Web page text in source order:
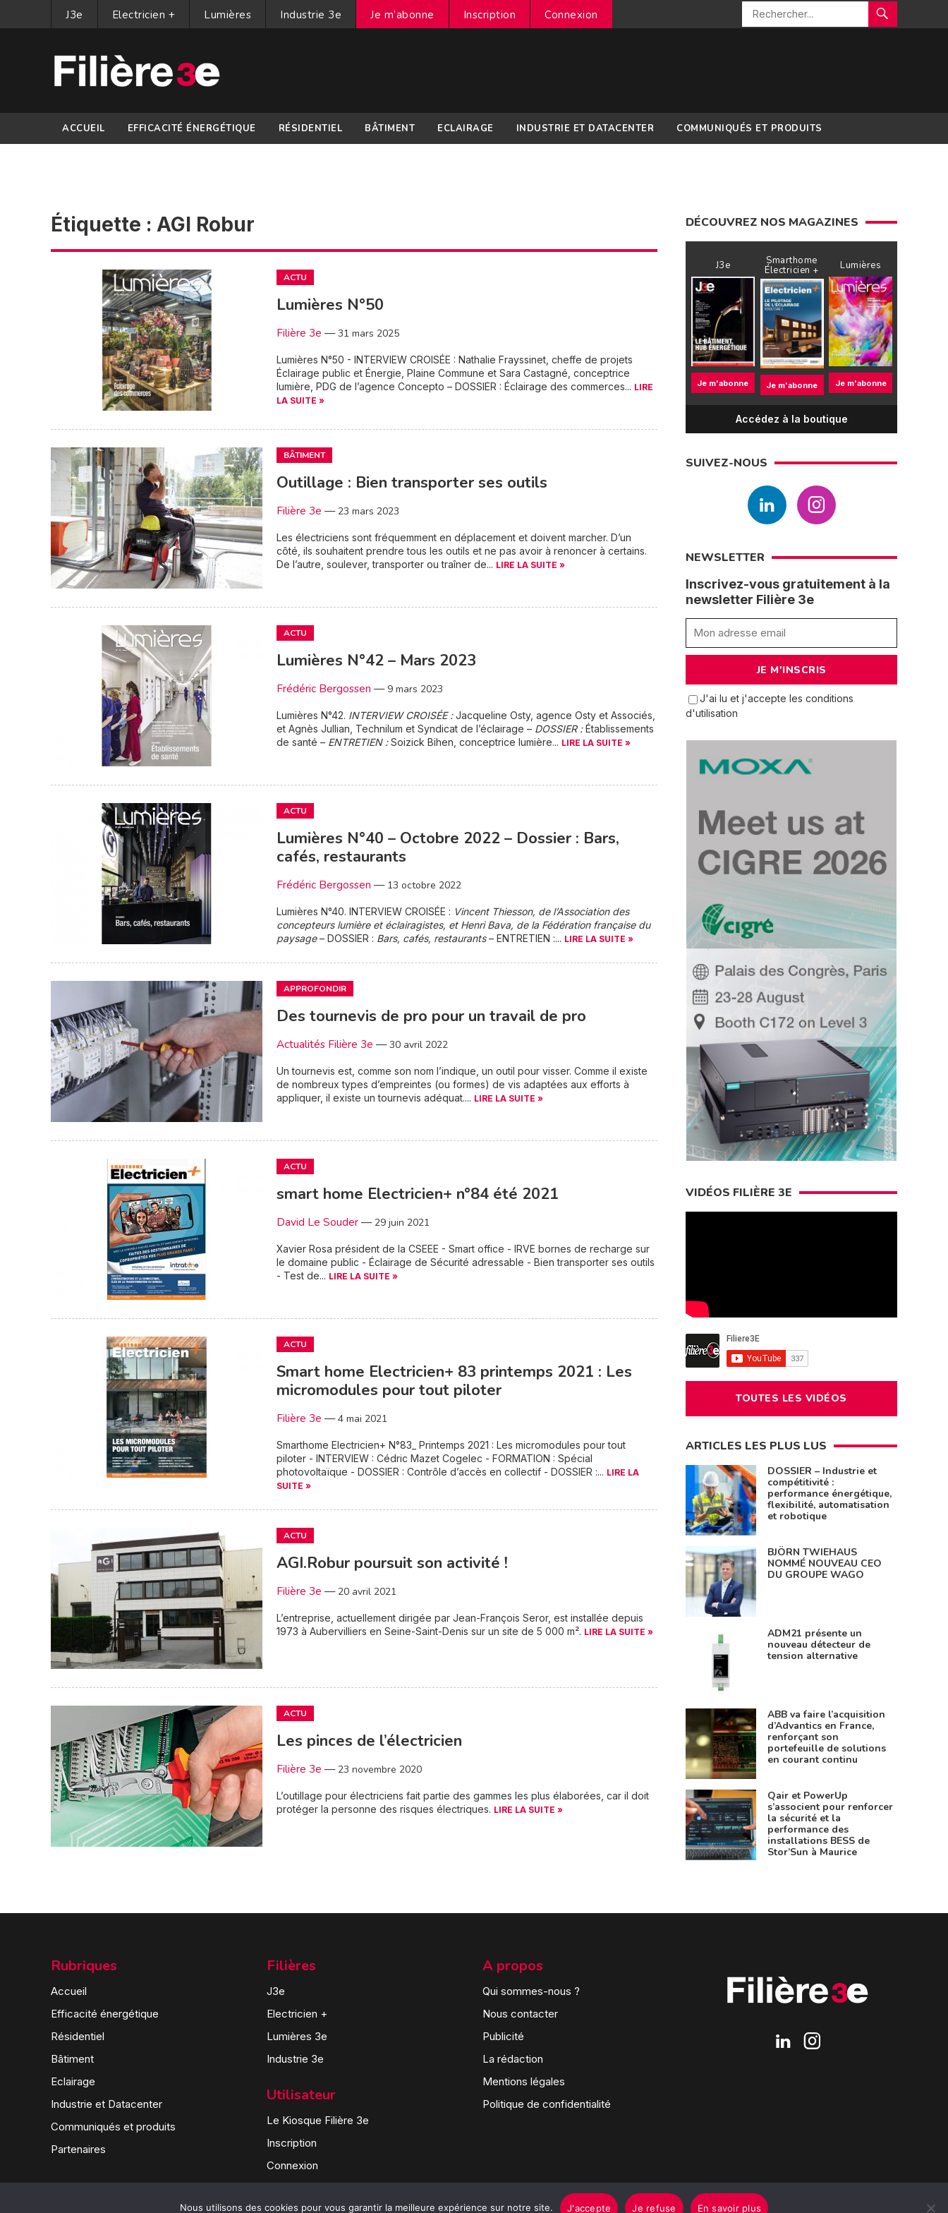
J3e Electricien + Lumières Industrie 3e Je m’abonne Inscription Connexion
ACCUEIL EFFICACITÉ ÉNERGÉTIQUE RÉSIDENTIEL BÂTIMENT ECLAIRAGE INDUSTRIE ET DATACENTER COMMUNIQUÉS ET PRODUITS
Étiquette : AGI Robur
ACTU
Lumières N°50
Filière 3e —31 mars 2025
Lumières N°50 - INTERVIEW CROISÉE : Nathalie Frayssinet, cheffe de projets
Éclairage public et Énergie, Plaine Commune et Sara Castagné, conceptrice
lumière, PDG de l’agence Concepto – DOSSIER : Éclairage des commerces... LIRE
LA SUITE »
BÂTIMENT
Outillage : Bien transporter ses outils
Filière 3e — 23 mars 2023
Les électriciens sont fréquemment en déplacement et doivent marcher. D’un
côté, ils souhaitent prendre tous les outils et ne pas avoir à renoncer à certains.
De l’autre, soulever, transporter ou traîner de... LIRE LA SUITE »
ACTU
Lumières N°42 – Mars 2023
Frédéric Bergossen — 9 mars 2023
Lumières N°42. INTERVIEW CROISÉE :Jacqueline Osty, agence Osty et Associés,
et Agnès Jullian, Technilum et Syndicat de l’éclairage – DOSSIER :Établissements
de santé – ENTRETIEN :Soizick Bihen, conceptrice lumière... LIRE LA SUITE »
ACTU
Lumières N°40 – Octobre 2022 – Dossier : Bars,
cafés, restaurants
Frédéric Bergossen — 13 octobre 2022
Lumières N°40. INTERVIEW CROISÉE : Vincent Thiesson, de l’Association des
concepteurs lumière et éclairagistes, et Henri Bava, de la Fédération française du
paysage– DOSSIER : Bars, cafés, restaurants– ENTRETIEN :... LIRE LA SUITE »
APPROFONDIR
Des tournevis de pro pour un travail de pro
Actualités Filière 3e —30 avril 2022
Un tournevis est, comme son nom l’indique, un outil pour visser. Comme il existe
de nombreux types d’empreintes (ou formes) de vis adaptées aux efforts à
appliquer, il existe un tournevis adéquat.... LIRE LA SUITE »
ACTU
smart home Electricien+ n°84 été 2021
David Le Souder— 29 juin 2021
Xavier Rosa président de la CSEEE - Smart office - IRVE bornes de recharge sur
le domaine public - Éclairage de Sécurité adressable - Bien transporter ses outils
- Test de... LIRE LA SUITE »
ACTU
Smart home Electricien+ 83 printemps 2021 : Les
micromodules pour tout piloter
Filière 3e —4 mai 2021
Smarthome Electricien+ N°83_ Printemps 2021 : Les micromodules pour tout
piloter - INTERVIEW : Cédric Mazet Cogelec - FORMATION : Spécial
photovoltaïque - DOSSIER : Contrôle d’accès en collectif - DOSSIER :... LIRE LA
SUITE »
ACTU
AGI.Robur poursuit son activité !
Filière 3e — 20 avril 2021
L’entreprise, actuellement dirigée par Jean-François Seror, est installée depuis
1973 à Aubervilliers en Seine-Saint-Denis sur un site de 5 000 m². LIRE LA SUITE »
ACTU
Les pinces de l’électricien
Filière 3e — 23 novembre 2020
L’outillage pour électriciens fait partie des gammes les plus élaborées, car il doit
protéger la personne des risques électriques. LIRE LA SUITE »
DÉCOUVREZ NOS MAGAZINES
J3e
Je m'abonne
Smarthome
Électricien +
Je m'abonne
Lumières
Je m'abonne
Accédez à la boutique
SUIVEZ-NOUS
NEWSLETTER
Inscrivez-vous gratuitement à la
newsletter Filière 3e
J'ai lu et j'accepte les conditions
d'utilisation
VIDÉOS FILIÈRE 3E
TOUTES LES VIDÉOS
ARTICLES LES PLUS LUS
DOSSIER – Industrie et
compétitivité :
performance énergétique,
flexibilité, automatisation
et robotique
BJÖRN TWIEHAUS
NOMMÉ NOUVEAU CEO
DU GROUPE WAGO
ADM21 présente un
nouveau détecteur de
tension alternative
ABB va faire l’acquisition
d’Advantics en France,
renforçant son
portefeuille de solutions
en courant continu
Qair et PowerUp
s’associent pour renforcer
la sécurité et la
performance des
installations BESS de
Stor’Sun à Maurice
Rubriques
Accueil
Efficacité énergétique
Résidentiel
Bâtiment
Eclairage
Industrie et Datacenter
Communiqués et produits
Partenaires
Filières
J3e
Electricien +
Lumières 3e
Industrie 3e
Utilisateur
Le Kiosque Filière 3e
Inscription
Connexion
A propos
Qui sommes-nous ?
Nous contacter
Publicité
La rédaction
Mentions légales
Politique de confidentialité
Nous utilisons des cookies pour vous garantir la meilleure expérience sur notre site. J'accepte Je refuse En savoir plus